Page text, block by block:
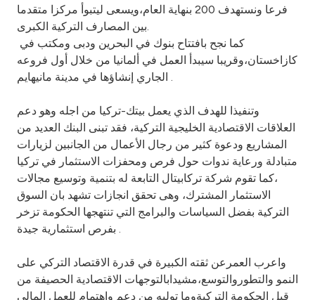
فرعا ونستهدف 200 بنهاية العام،ويسعى ليتبوأ مركزا متقدما
بين المصارف التركية الكبرى.
كازاخستان،وقريبا سيبدأ العمل في ألمانيا من خلال أول فروعه
الجاري إنشاؤها في مدينة مانيهايم .
وتنفيذا للهدف الذي يعمل بيتك-تركيا من اجله وهو دعم
العلاقات الاقتصادية الخليجية التركية، فقد تبنى البنك العديد من
المشاريع ودعوة كثير من رجال الأعمال من الجانبين لزيارات
متبادلة ورعاية ندوات حول فرص ومحفزات الاستثمار في تركيا
،كما تقوم شركة تركابيتال التابعة له بتنمية وتوسيع مجالات
الاستثمار المشترك، وهى تحقق انجازات تشهد بان السوق
التركية بفضل السياسات والبرامج التي تنتهجها الحكومة تزخر
بفرص استثمارية جيدة .
واعرب العمرعن ثقته الكبيرة في قدرة الاقتصاد التركي على
النمو والتطوروالتوسع،مشيدابالتوجهات الاقتصادية الحصيفة من
قبل الحكومة التركيةوما توليه من دعم واهتمام للعمل المالى